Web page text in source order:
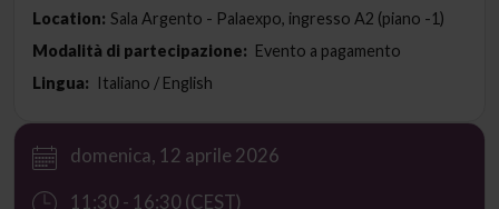
Location: Sala Argento - Palaexpo, ingresso A2 (piano -1)
Modalità di partecipazione: Evento a pagamento
Lingua: Italiano / English
domenica, 12 aprile 2026
11:30 - 16:30 (CEST)